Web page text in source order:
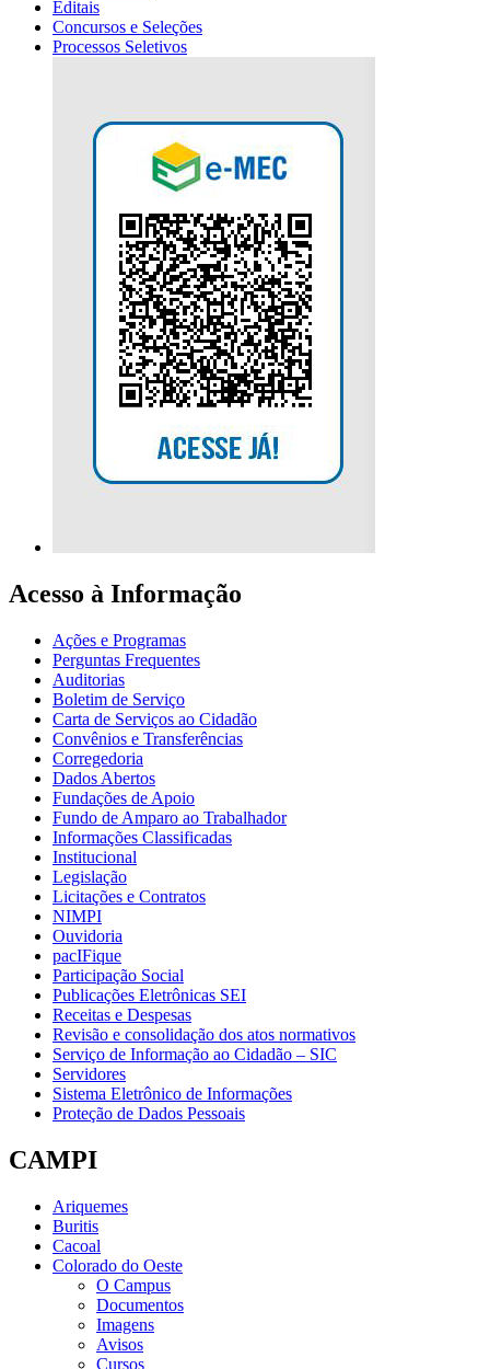
Editais
Concursos e Seleções
Processos Seletivos
Acesso à Informação
Ações e Programas
Perguntas Frequentes
Auditorias
Boletim de Serviço
Carta de Serviços ao Cidadão
Convênios e Transferências
Corregedoria
Dados Abertos
Fundações de Apoio
Fundo de Amparo ao Trabalhador
Informações Classificadas
Institucional
Legislação
Licitações e Contratos
NIMPI
Ouvidoria
pacIFique
Participação Social
Publicações Eletrônicas SEI
Receitas e Despesas
Revisão e consolidação dos atos normativos
Serviço de Informação ao Cidadão – SIC
Servidores
Sistema Eletrônico de Informações
Proteção de Dados Pessoais
CAMPI
Ariquemes
Buritis
Cacoal
Colorado do Oeste
O Campus
Documentos
Imagens
Avisos
Cursos